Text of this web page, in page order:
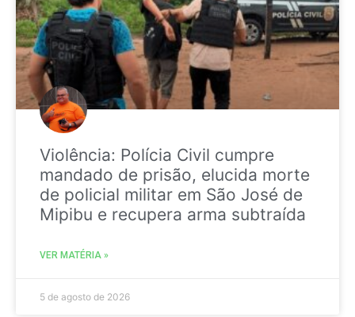
Violência: Polícia Civil cumpre
mandado de prisão, elucida morte
de policial militar em São José de
Mipibu e recupera arma subtraída
VER MATÉRIA »
5 de agosto de 2026